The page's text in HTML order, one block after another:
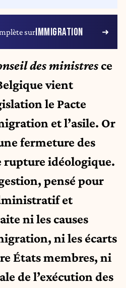
surIMMIGRATION
des ministresce
vient
le Pacte
et l’asile. Or
fermeture des
idéologique.
pensé pour
et
ni les causes
ni les écarts
États membres, ni
de l’exécution des